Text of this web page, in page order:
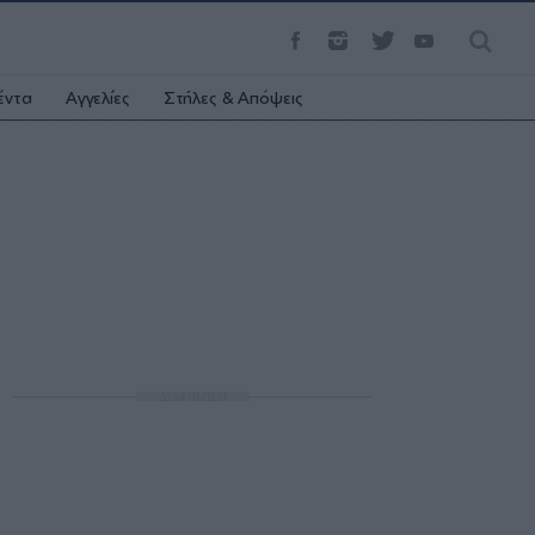
Αγγελίες Στήλες & Απόψεις